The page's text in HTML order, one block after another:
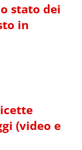
stato dei
in
(video e